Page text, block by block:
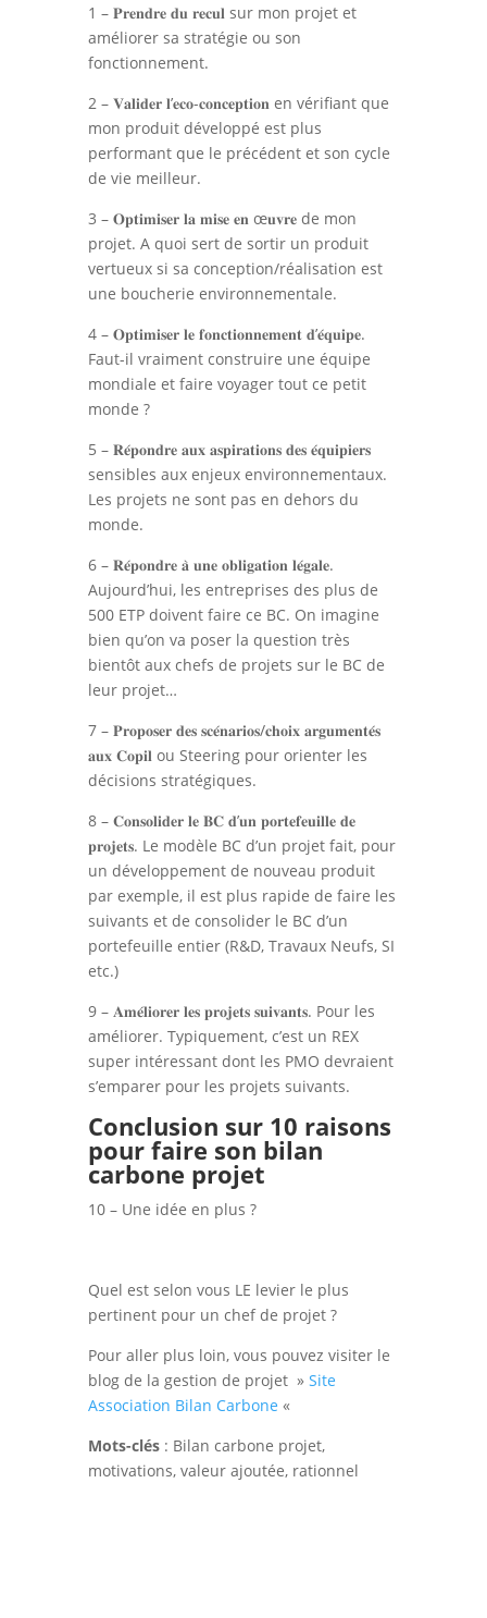
1 – 𝐏𝐫𝐞𝐧𝐝𝐫𝐞 𝐝𝐮 𝐫𝐞𝐜𝐮𝐥 sur mon projet et
améliorer sa stratégie ou son
fonctionnement.
2 – 𝐕𝐚𝐥𝐢𝐝𝐞𝐫 𝐥’𝐞𝐜𝐨-𝐜𝐨𝐧𝐜𝐞𝐩𝐭𝐢𝐨𝐧 en vérifiant que
mon produit développé est plus
performant que le précédent et son cycle
de vie meilleur.
3 – 𝐎𝐩𝐭𝐢𝐦𝐢𝐬𝐞𝐫 𝐥𝐚 𝐦𝐢𝐬𝐞 𝐞𝐧 œ𝐮𝐯𝐫𝐞 de mon
projet. A quoi sert de sortir un produit
vertueux si sa conception/réalisation est
une boucherie environnementale.
4 – 𝐎𝐩𝐭𝐢𝐦𝐢𝐬𝐞𝐫 𝐥𝐞 𝐟𝐨𝐧𝐜𝐭𝐢𝐨𝐧𝐧𝐞𝐦𝐞𝐧𝐭 𝐝’𝐞́𝐪𝐮𝐢𝐩𝐞.
Faut-il vraiment construire une équipe
mondiale et faire voyager tout ce petit
monde ?
5 – 𝐑𝐞́𝐩𝐨𝐧𝐝𝐫𝐞 𝐚𝐮𝐱 𝐚𝐬𝐩𝐢𝐫𝐚𝐭𝐢𝐨𝐧𝐬 𝐝𝐞𝐬 𝐞́𝐪𝐮𝐢𝐩𝐢𝐞𝐫𝐬
sensibles aux enjeux environnementaux.
Les projets ne sont pas en dehors du
monde.
6 – 𝐑𝐞́𝐩𝐨𝐧𝐝𝐫𝐞 𝐚̀ 𝐮𝐧𝐞 𝐨𝐛𝐥𝐢𝐠𝐚𝐭𝐢𝐨𝐧 𝐥𝐞́𝐠𝐚𝐥𝐞.
Aujourd’hui, les entreprises des plus de
500 ETP doivent faire ce BC. On imagine
bien qu’on va poser la question très
bientôt aux chefs de projets sur le BC de
leur projet…
7 – 𝐏𝐫𝐨𝐩𝐨𝐬𝐞𝐫 𝐝𝐞𝐬 𝐬𝐜𝐞́𝐧𝐚𝐫𝐢𝐨𝐬/𝐜𝐡𝐨𝐢𝐱 𝐚𝐫𝐠𝐮𝐦𝐞𝐧𝐭𝐞́𝐬
𝐚𝐮𝐱 𝐂𝐨𝐩𝐢𝐥 ou Steering pour orienter les
décisions stratégiques.
8 – 𝐂𝐨𝐧𝐬𝐨𝐥𝐢𝐝𝐞𝐫 𝐥𝐞 𝐁𝐂 𝐝’𝐮𝐧 𝐩𝐨𝐫𝐭𝐞𝐟𝐞𝐮𝐢𝐥𝐥𝐞 𝐝𝐞
𝐩𝐫𝐨𝐣𝐞𝐭𝐬. Le modèle BC d’un projet fait, pour
un développement de nouveau produit
par exemple, il est plus rapide de faire les
suivants et de consolider le BC d’un
portefeuille entier (R&D, Travaux Neufs, SI
etc.)
9 – 𝐀𝐦𝐞́𝐥𝐢𝐨𝐫𝐞𝐫 𝐥𝐞𝐬 𝐩𝐫𝐨𝐣𝐞𝐭𝐬 𝐬𝐮𝐢𝐯𝐚𝐧𝐭𝐬. Pour les
améliorer. Typiquement, c’est un REX
super intéressant dont les PMO devraient
s’emparer pour les projets suivants.
Conclusion sur 10 raisons
pour faire son bilan
carbone projet
10 – Une idée en plus ?
Quel est selon vous LE levier le plus
pertinent pour un chef de projet ?
Pour aller plus loin, vous pouvez visiter le
blog de la gestion de projet » Site
Association Bilan Carbone «
Mots-clés: Bilan carbone projet,
motivations, valeur ajoutée, rationnel